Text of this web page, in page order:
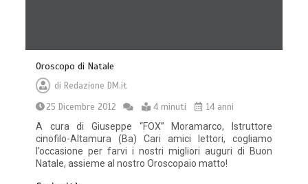
Oroscopo di Natale
diRedazione DM.it
25 Dicembre 2012
4 minuti
14 anni
A cura di Giuseppe “FOX” Moramarco, Istruttore
cinofilo-Altamura (Ba) Cari amici lettori, cogliamo
l’occasione per farvi i nostri migliori auguri di Buon
Natale, assieme al nostro Oroscopaio matto!